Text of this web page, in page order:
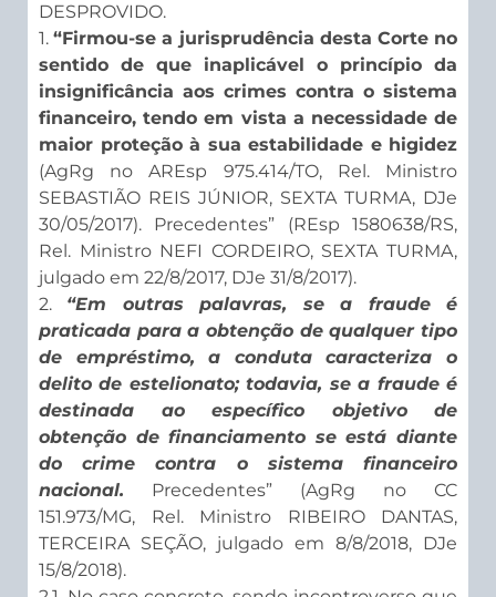
DESPROVIDO.
1.“Firmou-se a jurisprudência desta Corte no
sentido de que inaplicável o princípio da
insignificância aos crimes contra o sistema
financeiro, tendo em vista a necessidade de
maior proteção à sua estabilidade e higidez
(AgRg no AREsp 975.414/TO, Rel. Ministro
SEBASTIÃO REIS JÚNIOR, SEXTA TURMA, DJe
30/05/2017). Precedentes” (REsp 1580638/RS,
Rel. Ministro NEFI CORDEIRO, SEXTA TURMA,
julgado em 22/8/2017, DJe 31/8/2017).
2. “Em outras palavras, se a fraude é
praticada para a obtenção de qualquer tipo
de empréstimo, a conduta caracteriza o
delito de estelionato; todavia, se a fraude é
destinada ao específico objetivo de
obtenção de financiamento se está diante
do crime contra o sistema financeiro
nacional. Precedentes” (AgRg no CC
151.973/MG, Rel. Ministro RIBEIRO DANTAS,
TERCEIRA SEÇÃO, julgado em 8/8/2018, DJe
15/8/2018).